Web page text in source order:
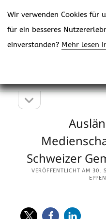
Seitenleiste
Seitenleiste
öffnen
Schweizer
VERÖFFENTLICHT AM 30.
Wir verwenden Cookies für
für ein besseres
einverstanden? Mehr lesen